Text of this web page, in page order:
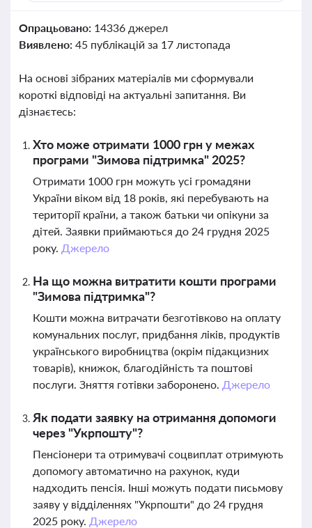
Опрацьовано: 14336 джерел
Виявлено: 45 публікацій за 17 листопада
На основі зібраних матеріалів ми сформували
короткі відповіді на актуальні запитання. Ви
дізнаєтесь:
Хто може отримати 1000 грн у межах
програми "Зимова підтримка" 2025?
Отримати 1000 грн можуть усі громадяни
України віком від 18 років, які перебувають на
території країни, а також батьки чи опікуни за
дітей. Заявки приймаються до 24 грудня 2025
року. Джерело
На що можна витратити кошти програми
"Зимова підтримка"?
Кошти можна витрачати безготівково на оплату
комунальних послуг, придбання ліків, продуктів
українського виробництва (окрім підакцизних
товарів), книжок, благодійність та поштові
послуги. Зняття готівки заборонено. Джерело
Як подати заявку на отримання допомоги
через "Укрпошту"?
Пенсіонери та отримувачі соцвиплат отримують
допомогу автоматично на рахунок, куди
надходить пенсія. Інші можуть подати письмову
заяву у відділеннях "Укрпошти" до 24 грудня
2025 року. Джерело